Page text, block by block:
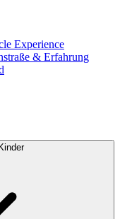
Experience
& Erfahrung